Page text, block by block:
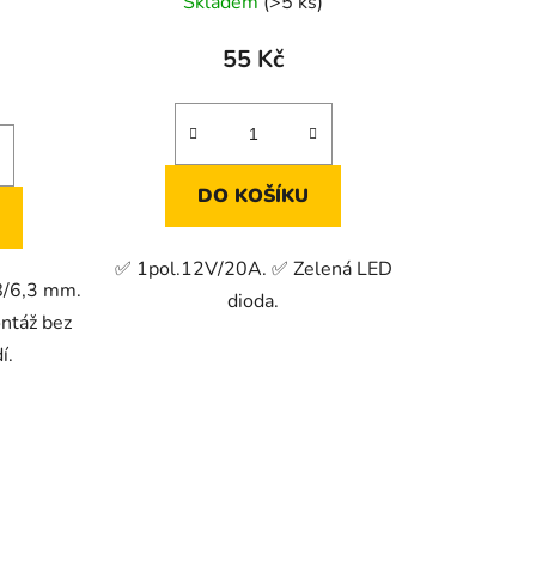
6,3 mm.
bez
55 Kč
DO KOŠÍKU
✅ 1pol.12V/20A. ✅ Zelená LED
dioda.